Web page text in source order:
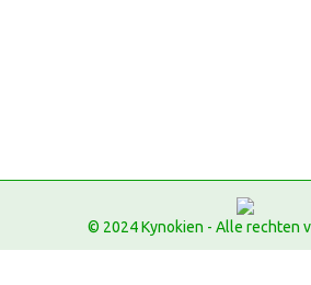
© 2024 Kynokien - Alle rechten